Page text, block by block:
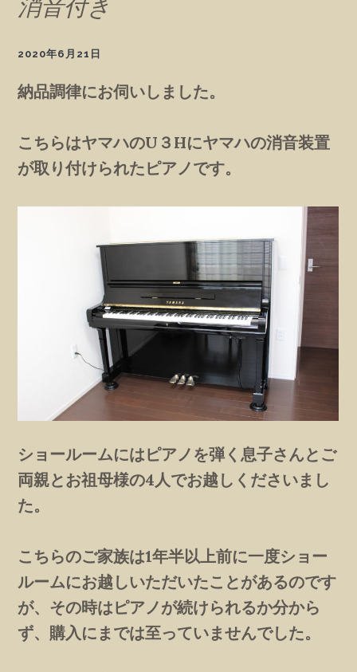
消音付き
2020年6月21日
納品調律にお伺いしました。
こちらはヤマハのU３Hにヤマハの消音装置
が取り付けられたピアノです。
ショールームにはピアノを弾く息子さんとご
両親とお祖母様の4人でお越しくださいまし
た。
こちらのご家族は1年半以上前に一度ショー
ルームにお越しいただいたことがあるのです
が、その時はピアノが続けられるか分から
ず、購入にまでは至っていませんでした。